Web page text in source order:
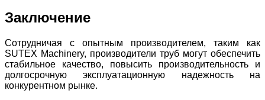
Заключение
Сотрудничая с опытным производителем, таким как
SUTEX Machinery, производители труб могут обеспечить
стабильное качество, повысить производительность и
долгосрочную эксплуатационную надежность на
конкурентном рынке.